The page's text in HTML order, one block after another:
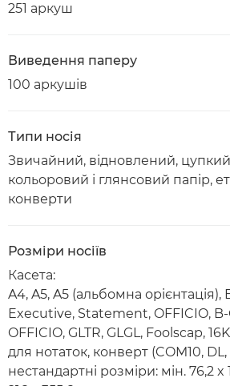
251 аркуш
Виведення паперу
100 аркушів
Типи носія
Звичайний, відновлений,
кольоровий і глянсовий папір,
конверти
Розміри носіїв
Касета:
A4, A5, A5 (альбомна орієнтація),
Executive, Statement, OFFICIO, B-
OFFICIO, GLTR, GLGL, Foolscap,
для нотаток, конверт (COM10,
нестандартні розміри: мін. 76,2 x